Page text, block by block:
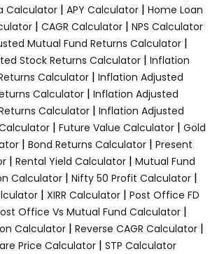
Calculator| APY Calculator| Home Loan
| CAGR Calculator | NPS Calculator
Mutual Fund Returns Calculator |
Stock Returns Calculator| Inflation
Calculator| Inflation Adjusted
Calculator | Inflation Adjusted
Calculator | Inflation Adjusted
| Future Value Calculator | Gold
| Bond Returns Calculator | Present
| Rental Yield Calculator | Mutual Fund
Calculator| Nifty 50 Profit Calculator|
| XIRR Calculator| Post Office FD
Office Vs Mutual Fund Calculator|
Calculator | Reverse CAGR Calculator |
Price Calculator | STP Calculator